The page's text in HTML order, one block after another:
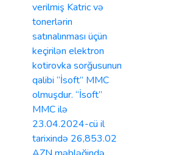
verilmiş Katric və
tonerlərin
satınalınması üçün
keçirilən elektron
kotirovka sorğusunun
qalibi “İsoft” MMC
olmuşdur. “İsoft”
MMC ilə
23.04.2024-cü il
tarixində 26,853.02